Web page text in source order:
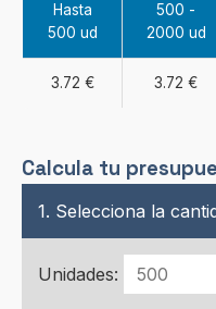
Hasta
500 ud
500 -
2000 ud
3.72 € 3.72 €
Calcula tu
1. Selecciona la
Unidades: